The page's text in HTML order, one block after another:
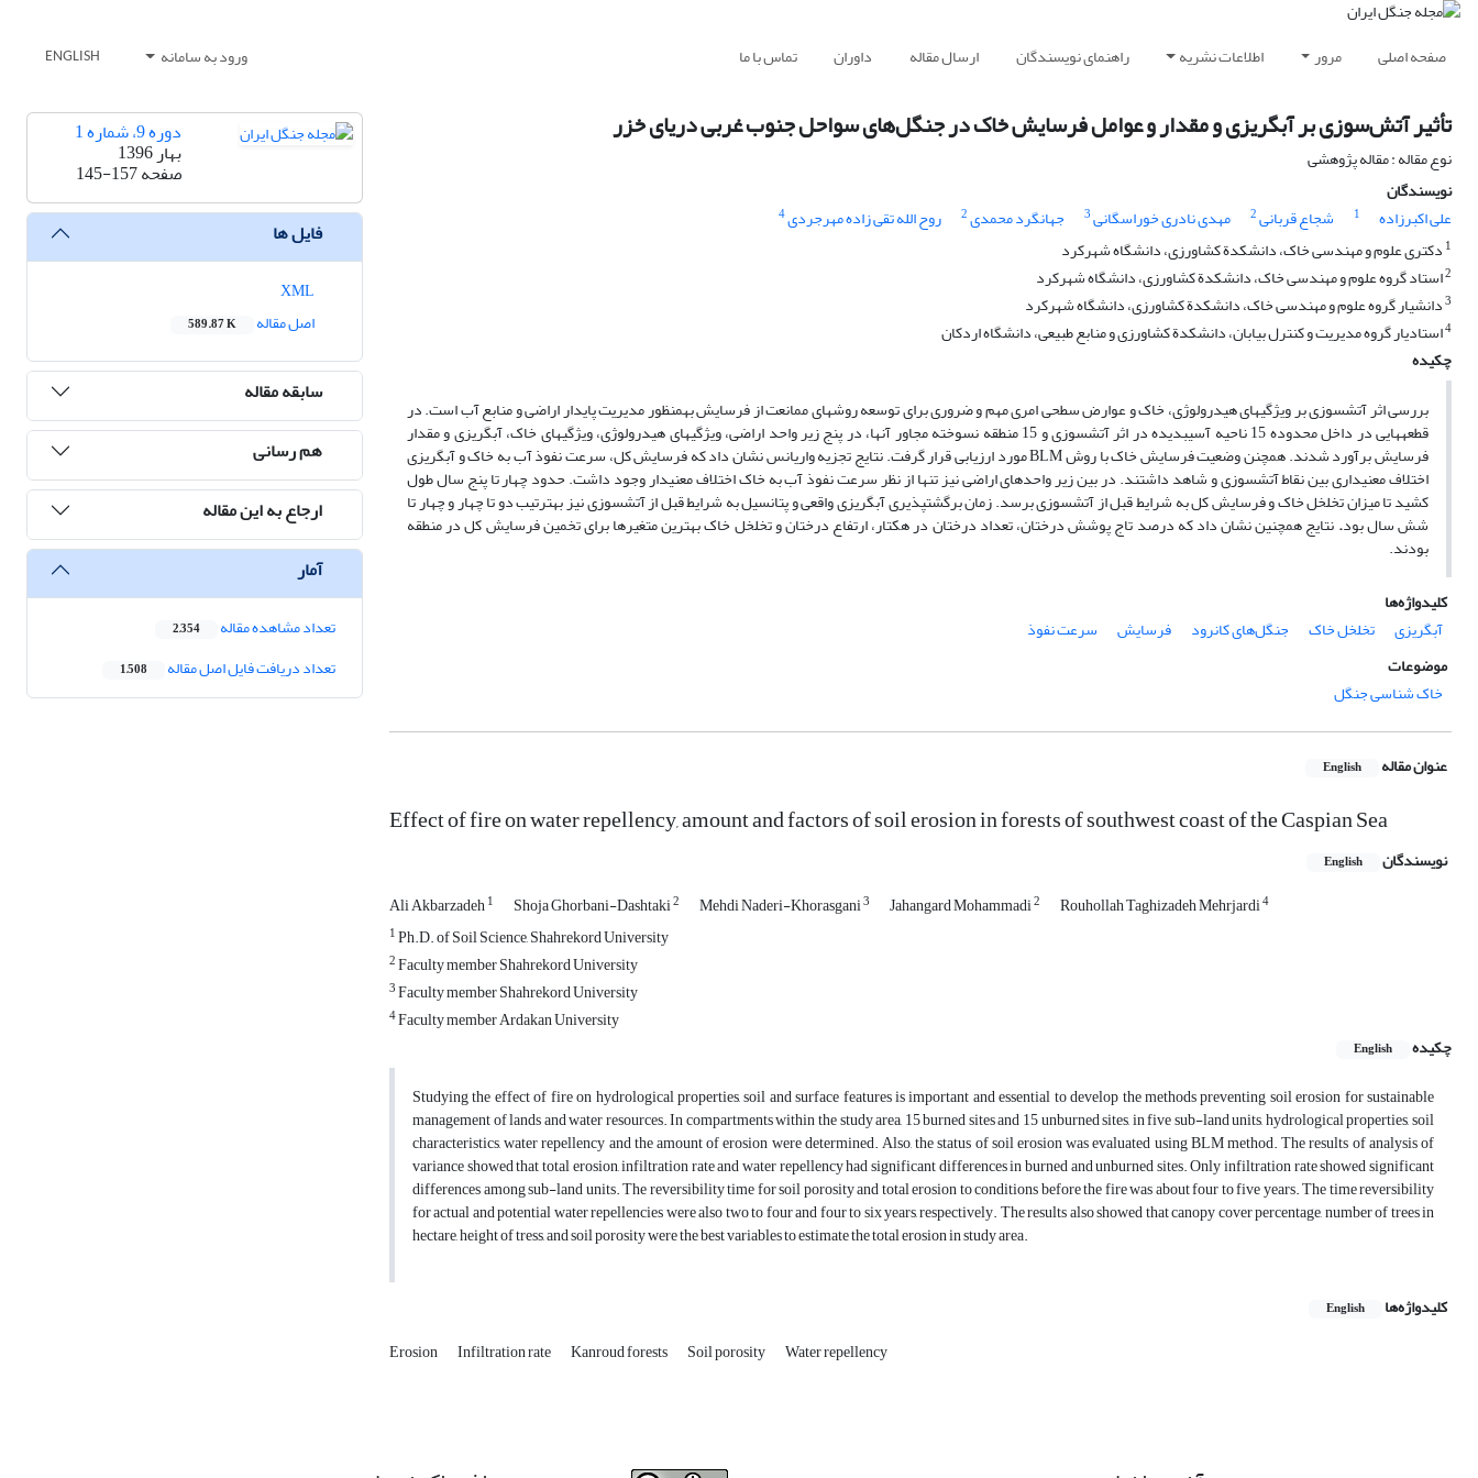
صفحه اصلی مرور اطلاعات نشریه راهنمای نویسندگان ارسال مقاله داوران تماس با ما ورود به سامانه ENGLISH
تأثیر آتش‌سوزی بر آبگریزی و مقدار و عوامل فرسایش خاک در جنگل‌های سواحل جنوب غربی دریای خزر
نوع مقاله : مقاله پژوهشی
نویسندگان
علی اکبرزاده
1 شجاع قربانی2 مهدی نادری خوراسگانی3 جهانگرد محمدی2 روح الله تقی زاده مهرجردی4
1 دکتری علوم و مهندسی خاک، دانشکدة کشاورزی، دانشگاه ‌شهرکرد
2استاد گروه ‌علوم و مهندسی خاک، دانشکدة کشاورزی، دانشگاه شهرکرد
3دانشیار گروه علوم و مهندسی خاک، دانشکدة کشاورزی، دانشگاه شهرکرد
4استادیار گروه مدیریت و کنترل بیابان، دانشکدة کشاورزی و منابع طبیعی، دانشگاه اردکان
چکیده
بررسی اثر آتش­سوزی بر ویژگی­های هیدرولوژی، خاک و عوارض سطحی امری مهم و ضروری برای توسعه روش­های ممانعت از فرسایش به­­منظور مدیریت پایدار اراضی و منابع آب است. در
قطعه­هایی در داخل محدوده 15 ناحیه آسیب­دیده در اثر آتش­سوزی و 15 منطقه نسوخته مجاور آنها، در پنج زیر واحد اراضی، ویژگی­های هیدرولوژی، ویژگی­های خاک، آبگریزی و مقدار
فرسایش برآورد شدند. همچنن وضعیت فرسایش خاک با روش BLM مورد ارزیابی قرار گرفت. نتایج تجزیه واریانس نشان داد که فرسایش کل، سرعت نفوذ آب به خاک و آبگریزی
اختلاف معنی­داری بین نقاط آتش­سوزی و شاهد داشتند. در بین زیر واحدهای اراضی نیز تنها از نظر سرعت نفوذ آب به خاک اختلاف معنی­دار وجود داشت. حدود چهار تا پنج سال طول
کشید تا میزان تخلخل خاک و فرسایش کل به شرایط قبل از آتش­سوزی برسد. زمان برگشت­پذیری آبگریزی واقعی و پتانسیل به شرایط قبل از آتش­سوزی نیز به­ترتیب دو تا چهار و چهار تا
شش سال بود.نتایج همچنین نشان داد که درصد تاج پوشش درختان، تعداد درختان در هکتار، ارتفاع درختان و تخلخل خاک بهترین متغیرها برای تخمین فرسایش کل در منطقه
بودند.
کلیدواژه‌ها
آبگریزی
تخلخل خاک جنگل‌های کانرود فرسایش
سرعت نفوذ
موضوعات
خاک شناسی جنگل
عنوان مقاله English
Effect of fire on water repellency, amount and factors of soil erosion in forests of southwest coast of the Caspian Sea
نویسندگان English
Ali Akbarzadeh1 Shoja Ghorbani-Dashtaki2 Mehdi Naderi-Khorasgani3 Jahangard Mohammadi2 Rouhollah Taghizadeh Mehrjardi4
1Ph.D. of Soil Science, Shahrekord University
2Faculty member Shahrekord University
3Faculty member Shahrekord University
4Faculty member Ardakan University
چکیده
English
Studying the effect of fire on hydrological properties, soil and surface features is important and essential to develop the methods preventing soil erosion for sustainable
management of lands and water resources. In compartments within the study area, 15 burned sites and 15 unburned sites, in five sub-land units, hydrological properties, soil
characteristics, water repellency and the amount of erosion were determined. Also, the status of soil erosion was evaluated using BLM method. The results of analysis of
variance showed that total erosion, infiltration rate and water repellency had significant differences in burned and unburned sites. Only infiltration rate showed significant
differences among sub-land units. The reversibility time for soil porosity and total erosion to conditions before the fire was about four to five years. The time reversibility
for actual and potential water repellencies were also two to four and four to six years, respectively. The results also showed that canopy cover percentage, number of trees in
hectare, height of tress, and soil porosity were the best variables to estimate the total erosion in study area.
کلیدواژه‌ها English
Erosion Infiltration rate Kanroud forests Soil porosity Water repellency
دوره 9، شماره 1
بهار 1396
صفحه145-157
فایل ها
اصل مقاله
589.87 K
سابقه مقاله
هم رسانی
ارجاع به این مقاله
آمار
تعداد مشاهده مقاله 2,354
تعداد دریافت فایل اصل مقاله 1,508